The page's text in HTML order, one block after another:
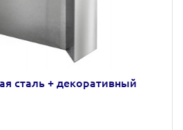
сталь + декоративный